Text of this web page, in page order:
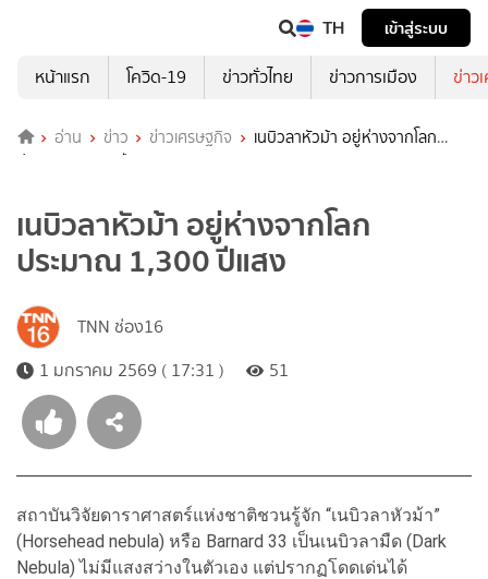
TH
เข้าสู่ระบบ
หน้าแรก
โควิด-19 ข่าวทั่วไทย ข่าวการเมือง ข่าว
อ่าน ข่าว ข่าวเศรษฐกิจ
เนบิวลาหัวม้า อยู่ห่างจากโลก
ประมาณ 1,300 ปีแสง
เนบิวลาหัวม้า อยู่ห่างจากโลก
ประมาณ 1,300 ปีแสง
TNN ช่อง16
1 มกราคม 2569 ( 17:31 )
51
สถาบันวิจัยดาราศาสตร์แห่งชาติชวนรู้จัก “เนบิวลาหัวม้า”
(Horsehead nebula) หรือ Barnard 33 เป็นเนบิวลามืด (Dark
Nebula) ไม่มีแสงสว่างในตัวเอง แต่ปรากฏโดดเด่นได้